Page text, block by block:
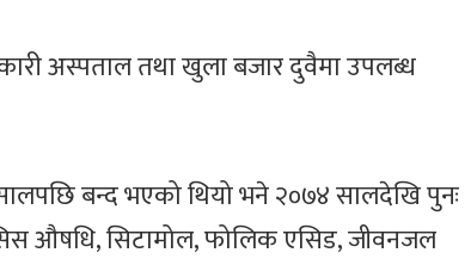
अस्पताल तथा खुला बजार दुवैमा उपलब्ध
बन्द भएको थियो भने २०७४ सालदेखि पुनः
औषधि, सिटामोल, फोलिक एसिड, जीवनजल